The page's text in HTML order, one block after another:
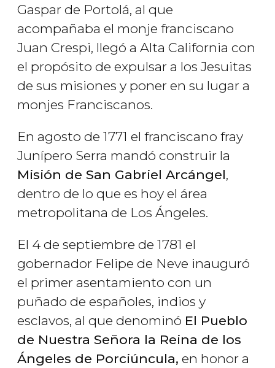
Gaspar de Portolá, al que
acompañaba el monje franciscano
Juan Crespi, llegó a Alta California con
el propósito de expulsar a los Jesuitas
de sus misiones y poner en su lugar a
monjes Franciscanos.
En agosto de 1771 el franciscano fray
Junípero Serra mandó construir la
Misión de San Gabriel Arcángel,
dentro de lo que es hoy el área
metropolitana de Los Ángeles.
El 4 de septiembre de 1781 el
gobernador Felipe de Neve inauguró
el primer asentamiento con un
puñado de españoles, indios y
esclavos, al que denominó El Pueblo
de Nuestra Señora la Reina de los
Ángeles de Porciúncula, en honor a